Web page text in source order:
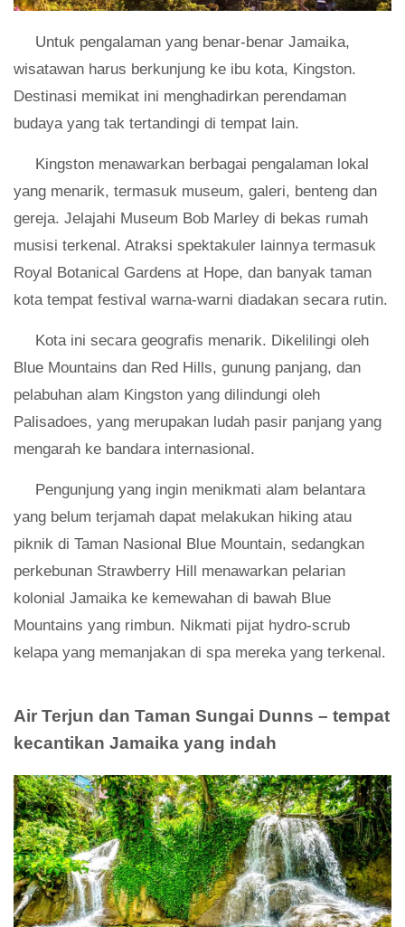
Untuk pengalaman yang benar-benar Jamaika,
wisatawan harus berkunjung ke ibu kota, Kingston.
Destinasi memikat ini menghadirkan perendaman
budaya yang tak tertandingi di tempat lain.
Kingston menawarkan berbagai pengalaman lokal
yang menarik, termasuk museum, galeri, benteng dan
gereja. Jelajahi Museum Bob Marley di bekas rumah
musisi terkenal. Atraksi spektakuler lainnya termasuk
Royal Botanical Gardens at Hope, dan banyak taman
kota tempat festival warna-warni diadakan secara rutin.
Kota ini secara geografis menarik. Dikelilingi oleh
Blue Mountains dan Red Hills, gunung panjang, dan
pelabuhan alam Kingston yang dilindungi oleh
Palisadoes, yang merupakan ludah pasir panjang yang
mengarah ke bandara internasional.
Pengunjung yang ingin menikmati alam belantara
yang belum terjamah dapat melakukan hiking atau
piknik di Taman Nasional Blue Mountain, sedangkan
perkebunan Strawberry Hill menawarkan pelarian
kolonial Jamaika ke kemewahan di bawah Blue
Mountains yang rimbun. Nikmati pijat hydro-scrub
kelapa yang memanjakan di spa mereka yang terkenal.
Air Terjun dan Taman Sungai Dunns – tempat
kecantikan Jamaika yang indah